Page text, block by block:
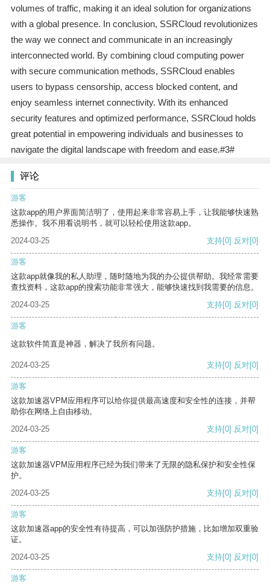
volumes of traffic, making it an ideal solution for organizations
with a global presence. In conclusion, SSRCloud revolutionizes
the way we connect and communicate in an increasingly
interconnected world. By combining cloud computing power
with secure communication methods, SSRCloud enables
users to bypass censorship, access blocked content, and
enjoy seamless internet connectivity. With its enhanced
security features and optimized performance, SSRCloud holds
great potential in empowering individuals and businesses to
navigate the digital landscape with freedom and ease.#3#
评论
游客
这款app的用户界面简洁明了，使用起来非常容易上手，让我能够快速熟
悉操作。我不用看说明书，就可以轻松使用这款app。
2024-03-25
支持[0] 反对[0]
游客
这款app就像我的私人助理，随时随地为我的办公提供帮助。我经常需要
查找资料，这款app的搜索功能非常强大，能够快速找到我需要的信息。
2024-03-25
支持[0] 反对[0]
游客
这款软件简直是神器，解决了我所有问题。
2024-03-25 支持[0] 反对[0]
游客
这款加速器VPM应用程序可以给你提供最高速度和安全性的连接，并帮
助你在网络上自由移动。
2024-03-25
支持[0] 反对[0]
游客
这款加速器VPM应用程序已经为我们带来了无限的隐私保护和安全性保
护。
2024-03-25
支持[0] 反对[0]
游客
这款加速器app的安全性有待提高，可以加强防护措施，比如增加双重验
证。
2024-03-25
支持[0] 反对[0]
游客